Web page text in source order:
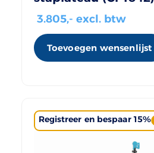
3.805,- excl. btw
Toevoegen wensenlijst
Registreer en bespaar 15%